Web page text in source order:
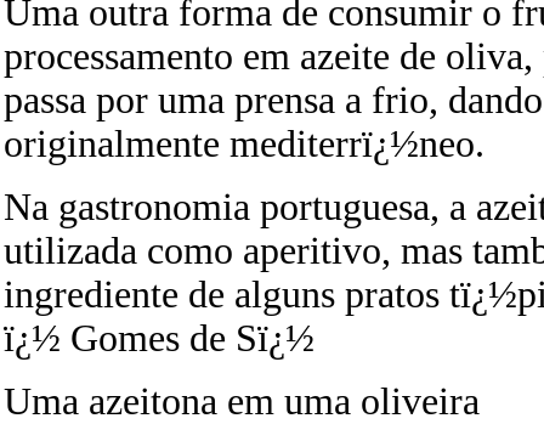
Uma outra forma de consumir o
processamento em azeite de
passa por uma prensa a frio,
originalmente mediterrï¿½neo.
Na gastronomia portuguesa, a
utilizada como aperitivo, mas
ingrediente de alguns pratos
ï¿½ Gomes de Sï¿½
Uma azeitona em uma oliveira